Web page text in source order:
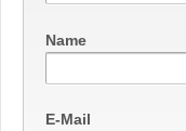
Name
E-Mail